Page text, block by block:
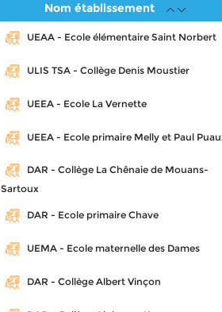
Nom établissement
UEAA - Ecole élémentaire Saint Norbert
ULIS TSA - Collège Denis Moustier
UEEA - Ecole La Vernette
UEEA - Ecole primaire Melly et Paul
DAR - Collège La Chênaie de Mouans-
Sartoux
DAR - Ecole primaire Chave
UEMA - Ecole maternelle des Dames
DAR - Collège Albert Vinçon